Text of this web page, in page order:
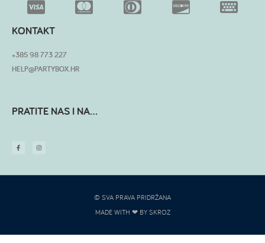
KONTAKT
+385 98 773 227
HELP@PARTYBOX.HR
PRATITE NAS I NA...
© SVA PRAVA PRIDRŽANA
MADE WITH ❤ BY SKROZ